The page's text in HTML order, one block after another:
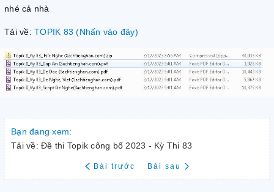
nhé cả nhà
Tải về: TOPIK 83 (Nhấn vào đây)
Bạn đang xem:
Tải về: Đề thi Topik công bố 2023 - Kỳ Thi 83
Bài trước Bài sau